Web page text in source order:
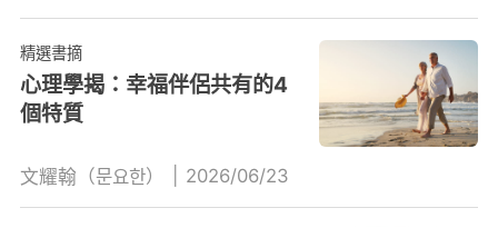
精選書摘
心理學揭：幸福伴侶共有的4
個特質
文耀翰（문요한） 2026/06/23